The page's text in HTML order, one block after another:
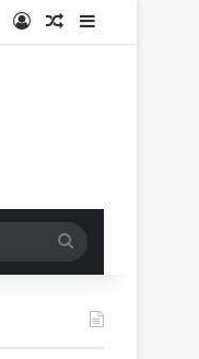
Log InRandom Article
Sidebar
for